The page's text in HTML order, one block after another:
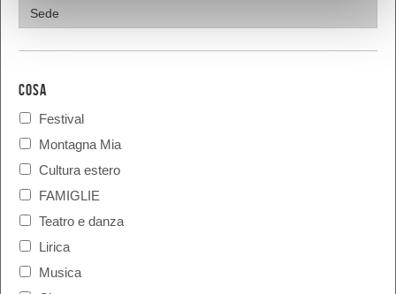
COSA
Festival
Montagna Mia
Cultura estero
FAMIGLIE
Teatro e danza
Lirica
Musica